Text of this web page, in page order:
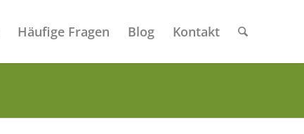
Häufige Fragen Blog Kontakt